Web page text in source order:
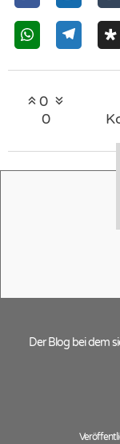
0
0
Der Blog bei dem